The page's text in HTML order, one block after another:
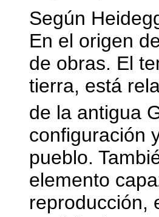
Según
En el origen
de obras. El
tierra, está
de la antigua
configuración
pueblo.
elemento
reproducción,